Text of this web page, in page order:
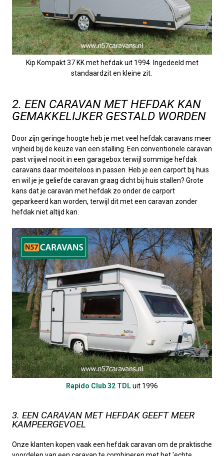
Kip Kompakt 37 KK met hefdak uit 1994. Ingedeeld met
standaardzit en kleine zit.
2. EEN CARAVAN MET HEFDAK KAN
GEMAKKELIJKER GESTALD WORDEN
Door zijn geringe hoogte heb je met veel hefdak caravans meer
vrijheid bij de keuze van een stalling. Een conventionele caravan
past vrijwel nooit in een garagebox terwijl sommige hefdak
caravans daar moeiteloos in passen. Heb je een carport bij huis
en wil je je geliefde caravan graag dicht bij huis stallen? Grote
kans dat je caravan met hefdak zo onder de carport
geparkeerd kan worden, terwijl dit met een caravan zonder
hefdak niet altijd kan.
Rapido Club 32 TDLuit 1996
3. EEN CARAVAN MET HEFDAK GEEFT MEER
KAMPEERGEVOEL
Onze klanten kopen vaak een hefdak caravan om de praktische